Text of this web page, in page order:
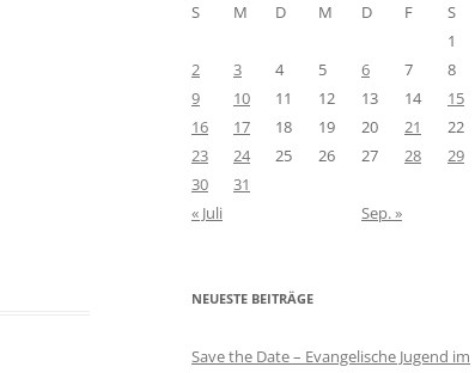
S
M D M D F
S
1
2
3 4 5 6 7
8
9
10 11 12 13 14
15
16
17 18 19 20 21
22
23
24 25 26 27 28
29
30
31
« Juli
Sep. »
NEUESTE BEITRÄGE
Save the Date – Evangelische Jugend im